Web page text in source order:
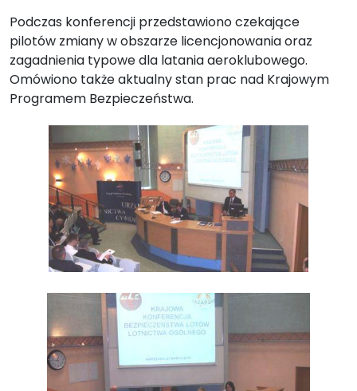
Podczas konferencji przedstawiono czekające
pilotów zmiany w obszarze licencjonowania oraz
zagadnienia typowe dla latania aeroklubowego.
Omówiono także aktualny stan prac nad Krajowym
Programem Bezpieczeństwa.